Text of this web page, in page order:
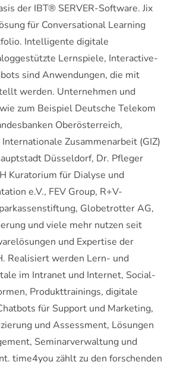
der IBT® SERVER-Software. Jix
für Conversational Learning
Intelligente digitale
Lernspiele, Interactive-
sind Anwendungen, die mit
werden. Unternehmen und
zum Beispiel Deutsche Telekom
Oberösterreich,
Zusammenarbeit (GIZ)
Düsseldorf, Dr. Pfleger
Kuratorium für Dialyse und
e.V., FEV Group, R+V-
Globetrotter AG,
und viele mehr nutzen seit
und Expertise der
Realisiert werden Lern- und
im Intranet und Internet, Social-
Produkttrainings, digitale
für Support und Marketing,
und Assessment, Lösungen
Seminarverwaltung und
time4you zählt zu den forschenden